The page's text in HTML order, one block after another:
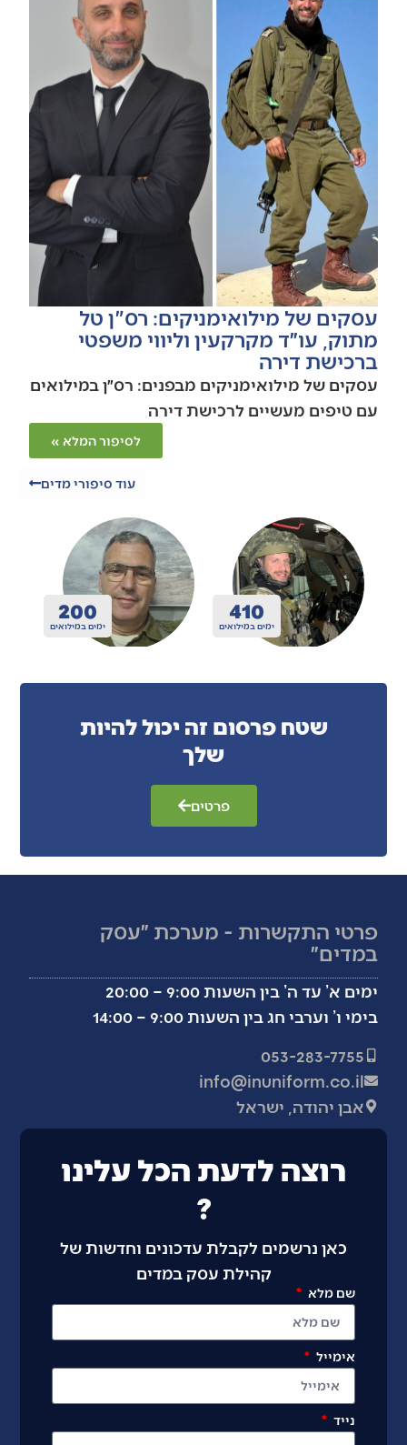
עסקים של מילואימניקים: רס"ן טל
מתוק, עו״ד מקרקעין וליווי משפטי
ברכישת דירה
עסקים של מילואימניקים מבפנים: רס״ן במילואים
עם טיפים מעשיים לרכישת דירה
לסיפור המלא »
עוד סיפורי מדים
ימים במילואים
410
ימים במילואים
200
שטח פרסום זה יכול להיות
שלך
פרטים
פרטי התקשרות - מערכת ״עסק
במדים״
ימים א’ עד ה’ בין השעות 9:00 – 20:00
בימי ו’ וערבי חג בין השעות 9:00 – 14:00
053-283-7755
info@inuniform.co.il
אבן יהודה, ישראל
רוצה לדעת הכל עלינו
?
כאן נרשמים לקבלת עדכונים וחדשות של
קהילת עסק במדים
שם מלא
אימייל
נייד